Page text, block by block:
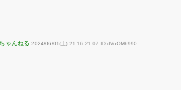
2024/06/01(土) 21:16:21.07 ID:dVoOMh990